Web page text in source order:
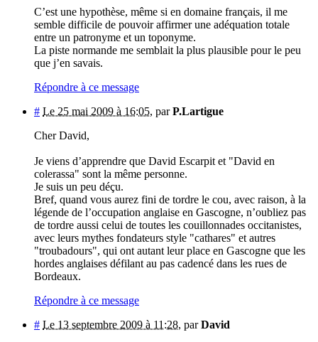
C’est une hypothèse, même si en domaine français, il me
semble difficile de pouvoir affirmer une adéquation totale
entre un patronyme et un toponyme.
La piste normande me semblait la plus plausible pour le peu
que j’en savais.
Répondre à ce message
# Le 25 mai 2009 à 16:05, parP.Lartigue
Cher David,
Je viens d’apprendre que David Escarpit et "David en
colerassa" sont la même personne.
Je suis un peu déçu.
Bref, quand vous aurez fini de tordre le cou, avec raison, à la
légende de l’occupation anglaise en Gascogne, n’oubliez pas
de tordre aussi celui de toutes les couillonnades occitanistes,
avec leurs mythes fondateurs style "cathares" et autres
"troubadours", qui ont autant leur place en Gascogne que les
hordes anglaises défilant au pas cadencé dans les rues de
Bordeaux.
Répondre à ce message
# Le 13 septembre 2009 à 11:28, parDavid